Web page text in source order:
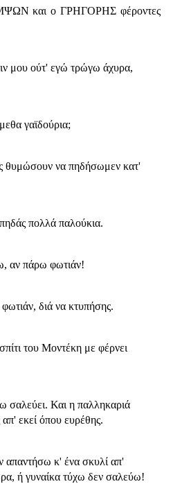
και ο ΓΡΗΓΟΡΗΣ φέροντες
μου ούτ' εγώ τρώγω άχυρα,
γαϊδούρια;
θυμώσουν να πηδήσωμεν κατ'
πολλά παλούκια.
αν πάρω φωτιάν!
διά να κτυπήσης.
του Μοντέκη με φέρνει
σαλεύει. Και η παλληκαριά
εκεί όπου ευρέθης.
κ' ένα σκυλί απ'
ή γυναίκα τύχω δεν σαλεύω!